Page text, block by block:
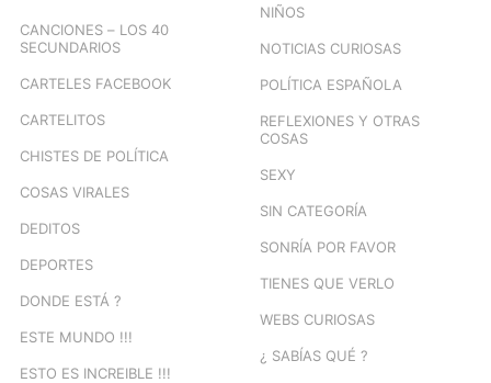
CANCIONES – LOS 40
SECUNDARIOS
CARTELES FACEBOOK
CARTELITOS
CHISTES DE POLÍTICA
COSAS VIRALES
DEDITOS
DEPORTES
DONDE ESTÁ ?
ESTE MUNDO !!!
ESTO ES INCREIBLE !!!
NIÑOS
NOTICIAS CURIOSAS
POLÍTICA ESPAÑOLA
REFLEXIONES Y OTRAS
COSAS
SEXY
SIN CATEGORÍA
SONRÍA POR FAVOR
TIENES QUE VERLO
WEBS CURIOSAS
¿ SABÍAS QUÉ ?